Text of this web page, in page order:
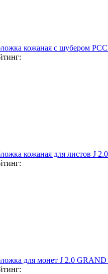
кожаная с шубером
кожаная для листов J
для монет J 2.0